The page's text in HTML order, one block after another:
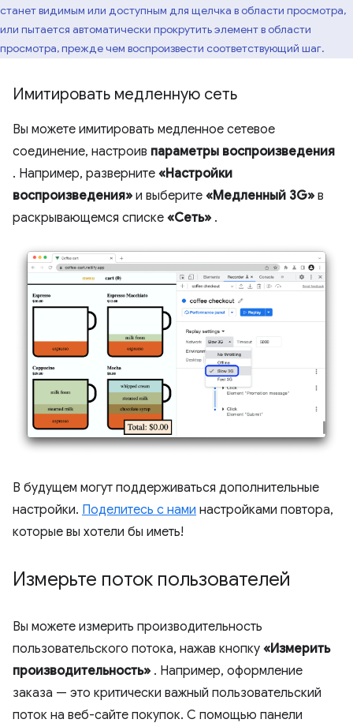
станет видимым или доступным для щелчка в области просмотра,
или пытается автоматически прокрутить элемент в области
просмотра, прежде чем воспроизвести соответствующий шаг.
Имитировать медленную сеть
Вы можете имитировать медленное сетевое
соединение, настроив параметры воспроизведения
. Например, разверните «Настройки
воспроизведения» и выберите «Медленный 3G» в
раскрывающемся списке «Сеть» .
В будущем могут поддерживаться дополнительные
настройки. Поделитесь с нами настройками повтора,
которые вы хотели бы иметь!
Измерьте поток пользователей
Вы можете измерить производительность
пользовательского потока, нажав кнопку «Измерить
производительность» . Например, оформление
заказа — это критически важный пользовательский
поток на веб-сайте покупок. С помощью панели